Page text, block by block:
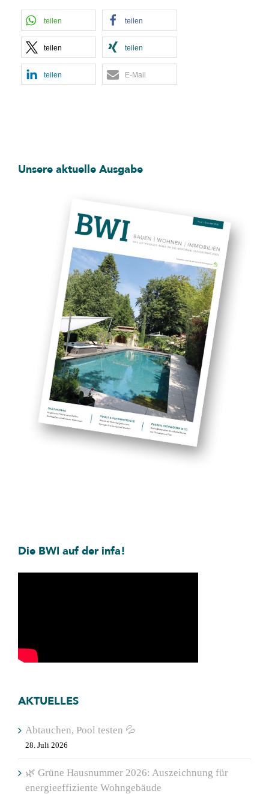
teilen teilen
teilen teilen
teilen E-Mail
Unsere aktuelle Ausgabe
Die BWI auf der infa!
AKTUELLES
Abtauchen, Pool testen 💦
28. Juli 2026
🌿 Grüne Hausnummer 2026: Auszeichnung für
energieeffiziente Wohngebäude